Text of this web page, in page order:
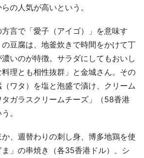
の人気が高いという。
言で「愛子（アイゴ）」を意味す
豆腐は、地釜炊きで時間をかけて丁
いのが特徴。サラダにしてもおいし
理とも相性抜群」と金城さん。その
ワタ）を塩と泡盛で漬け、クリーム
ガラスクリームチーズ」（58香港
。
、週替わりの刺し身、博多地鶏を使
」の串焼き（各35香港ドル）、シ